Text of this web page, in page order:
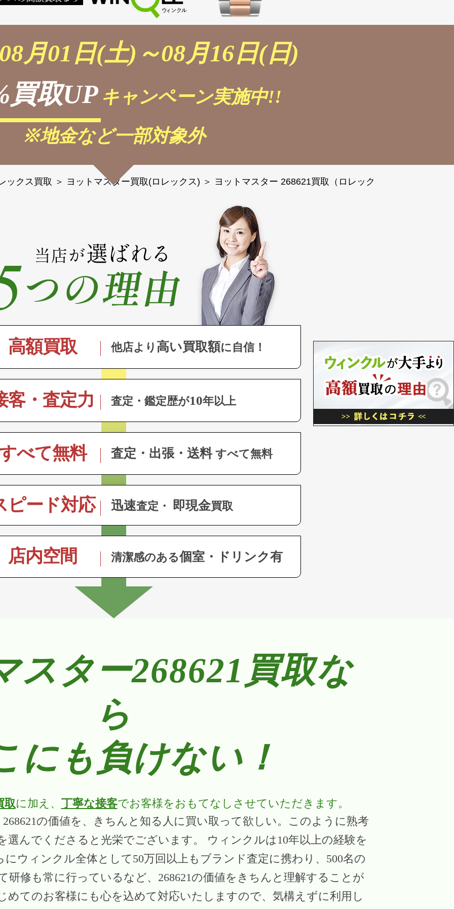
月01日(土)～08月16日(日)
買取UP キャンペーン実施中!!
※地金など一部対象外
ックス買取 ＞ ヨットマスター買取(ロレックス) ＞ ヨットマスター 268621買取（ロレック
高額買取 他店より 高い買取額に自信！
客・査定力 査定・鑑定歴が10年以上
べて無料 査定・出張・送料 すべて無料
ピード対応 迅速査定・ 即現金買取
店内空間 清潔感のある個室・ ドリンク有
スター268621買取な
ら
にも負けない！
取に加え、 丁寧な接客でお客様をおもてなしさせていただきます。
の価値を、きちんと知る人に買い取って欲しい。このように熟考
選んでくださると光栄でございます。 ウィンクルは10年以上の経験を
ウィンクル全体として50万回以上もブランド査定に携わり、500名の
研修も常に行っているなど、268621の価値をきちんと理解することが
めてのお客様にも心を込めて対応いたしますので、気構えずに利用し